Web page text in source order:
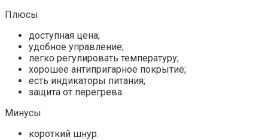
Плюсы
доступная цена;
удобное управление;
легко регулировать температуру;
хорошее антипригарное покрытие;
есть индикаторы питания;
защита от перегрева.
Минусы
короткий шнур.